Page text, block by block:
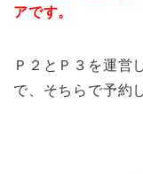
アです。
Ｐ２とＰ３を運営
で、そちらで予約